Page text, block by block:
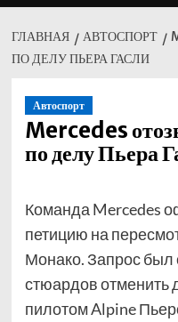
ГЛАВНАЯ АВТОСПОРТ
ПО ДЕЛУ ПЬЕРА ГАСЛИ
Автоспорт
Mercedes
по делу Пьера
Команда Mercedes
петицию на
Монако. Запрос был
стюардов отменить
пилотом Alpine